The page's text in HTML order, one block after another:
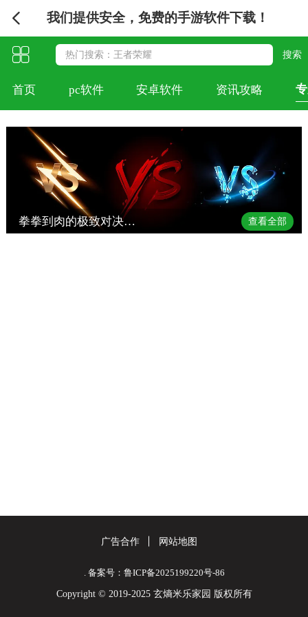
我们提供安全，免费的手游软件下载！
首页 pc软件 安卓软件 资讯攻略
拳拳到肉的极致对决！2025年热门格斗游戏终极合集 查看全部
广告合作 网站地图
. 备案号：鲁ICP备2025199220号-86
Copyright © 2019-2025 玄熵米乐家园 版权所有